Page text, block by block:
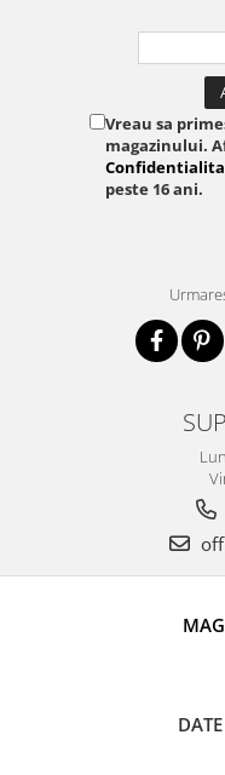
Vreau sa
magazinului.
peste 16 ani.